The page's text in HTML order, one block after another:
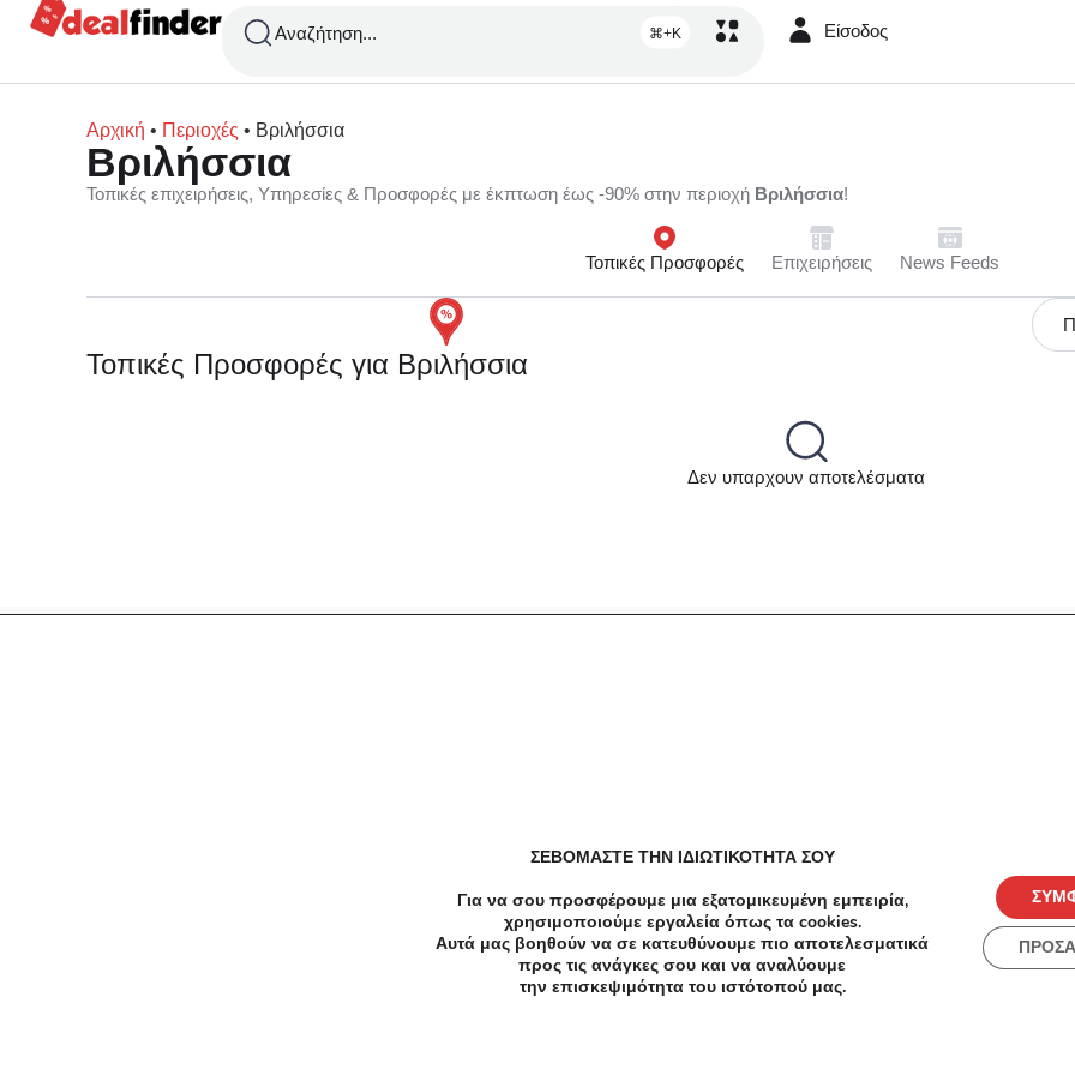
Αναζήτηση... ⌘+K Είσοδος
Αρχική • Περιοχές • Βριλήσσια
Βριλήσσια
Τοπικές επιχειρήσεις, Υπηρεσίες & Προσφορές με έκπτωση έως -90% στην περιοχή Βριλήσσια!
Τοπικές Προσφορές Επιχειρήσεις News Feeds
Τοπικές Προσφορές για Βριλήσσια
Δεν υπαρχουν αποτελέσματα
ΣΕΒΟΜΑΣΤΕ ΤΗΝ ΙΔΙΩΤΙΚΟΤΗΤΑ ΣΟΥ
Για να σου προσφέρουμε μια εξατομικευμένη εμπειρία,
χρησιμοποιούμε εργαλεία όπως τα cookies.
Αυτά μας βοηθούν να σε κατευθύνουμε πιο αποτελεσματικά
προς τις ανάγκες σου και να αναλύουμε
την επισκεψιμότητα του ιστότοπού μας.